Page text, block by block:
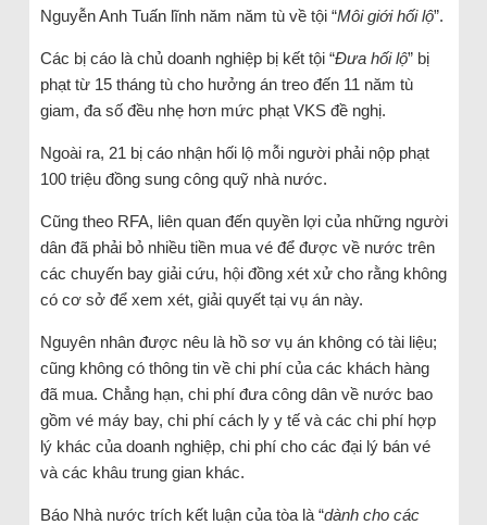
Nguyễn Anh Tuấn lĩnh năm năm tù về tội “Môi giới hối lộ”.
Các bị cáo là chủ doanh nghiệp bị kết tội “Đưa hối lộ” bị
phạt từ 15 tháng tù cho hưởng án treo đến 11 năm tù
giam, đa số đều nhẹ hơn mức phạt VKS đề nghị.
Ngoài ra, 21 bị cáo nhận hối lộ mỗi người phải nộp phạt
100 triệu đồng sung công quỹ nhà nước.
Cũng theo RFA, liên quan đến quyền lợi của những người
dân đã phải bỏ nhiều tiền mua vé để được về nước trên
các chuyến bay giải cứu, hội đồng xét xử cho rằng không
có cơ sở để xem xét, giải quyết tại vụ án này.
Nguyên nhân được nêu là hồ sơ vụ án không có tài liệu;
cũng không có thông tin về chi phí của các khách hàng
đã mua. Chẳng hạn, chi phí đưa công dân về nước bao
gồm vé máy bay, chi phí cách ly y tế và các chi phí hợp
lý khác của doanh nghiệp, chi phí cho các đại lý bán vé
và các khâu trung gian khác.
Báo Nhà nước trích kết luận của tòa là “dành cho các